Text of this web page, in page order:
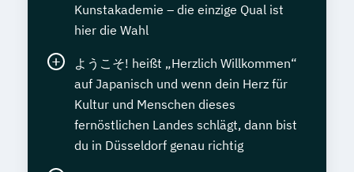
Kunstakademie – die einzige Qual ist
hier die Wahl
ようこそ! heißt „Herzlich Willkommen“
auf Japanisch und wenn dein Herz für
Kultur und Menschen dieses
fernöstlichen Landes schlägt, dann bist
du in Düsseldorf genau richtig